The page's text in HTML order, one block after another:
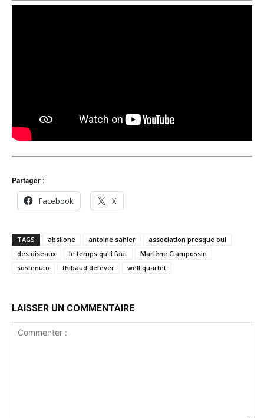
Partager :
Facebook X
TAGS absilone antoine sahler
association presque oui
des oiseaux
le temps qu'il faut
Marlène Ciampossin
sostenuto
thibaud defever well quartet
LAISSER UN COMMENTAIRE